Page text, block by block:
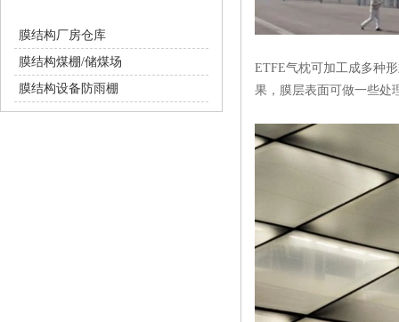
ETFE气枕可加工成多种形式
果，膜层表面可做一些
膜结构厂房仓库
膜结构煤棚/储煤场
膜结构设备防雨棚